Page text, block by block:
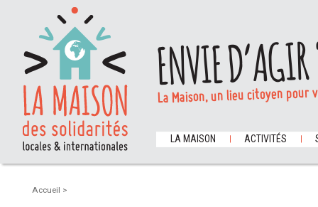
ENVIE
La Maison, un lieu citoyen
LA MAISON ACTIVITÉS
Accueil >